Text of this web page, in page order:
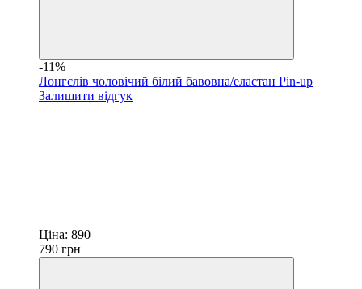
-11%
Лонгслів чоловічий білий бавовна/еластан Pin-up
Залишити відгук
Ціна: 890
790 грн